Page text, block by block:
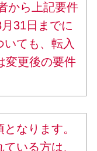
から上記要件
31日までに
ても、転入
変更後の要件
なります。
いる方は、